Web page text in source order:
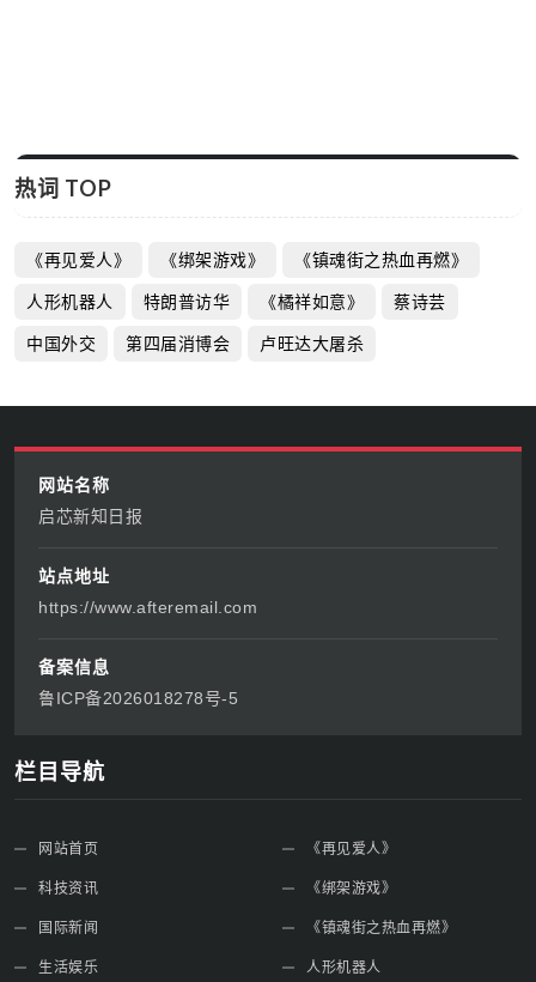
热词 TOP
《再见爱人》 《绑架游戏》 《镇魂街之热血再燃》
人形机器人 特朗普访华 《橘祥如意》 蔡诗芸
中国外交 第四届消博会 卢旺达大屠杀
网站名称
启芯新知日报
站点地址
https://www.afteremail.com
备案信息
鲁ICP备2026018278号-5
栏目导航
网站首页
科技资讯
国际新闻
生活娱乐
《再见爱人》
《绑架游戏》
《镇魂街之热血再燃》
人形机器人